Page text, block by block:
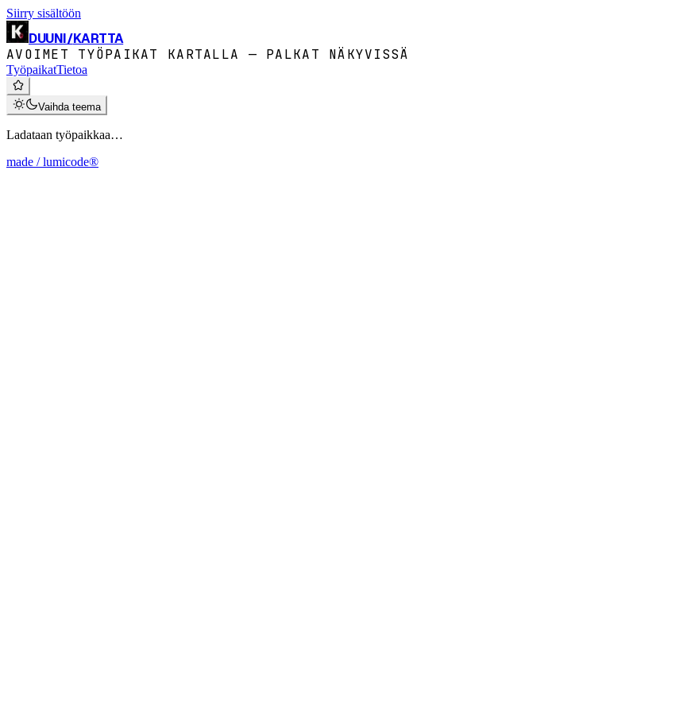
Siirry sisältöön
DUUNI/KARTTA
AVOIMET TYÖPAIKAT KARTALLA — PALKAT NÄKYVISSÄ
TyöpaikatTietoa
Vaihda teema
Ladataan työpaikkaa…
made / lumicode®